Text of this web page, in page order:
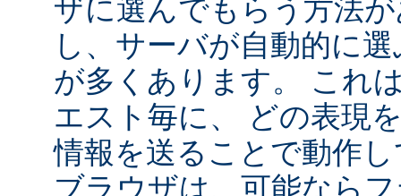
ザに選んでもらう方法
し、サーバが自動的に
が多くあります。 これ
エスト毎に、 どの表現
情報を送ることで動作
ブラウザは、可能なら